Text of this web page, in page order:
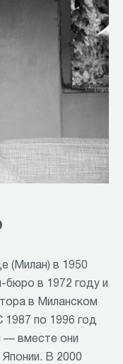
(Милан) в 1950
бюро в 1972 году и
в Миланском
1987 по 1996 год
— вместе они
Японии. В 2000